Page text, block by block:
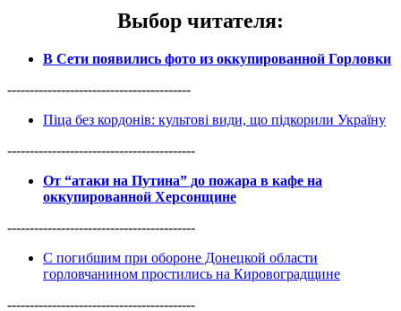
Выбор читателя:
В Сети появились фото из оккупированной Горловки
-----------------------------------------
Піца без кордонів: культові види, що підкорили Україну
------------------------------------------
От “атаки на Путина” до пожара в кафе на
оккупированной Херсонщине
------------------------------------------
С погибшим при обороне Донецкой области
горловчанином простились на Кировоградщине
------------------------------------------